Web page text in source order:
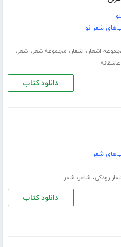
شعر نو
اشعار، اشعار، مجموعه شعر،شعر،
عاشقانه
دانلود کتاب
شعر
رودکی،شاعر،شعر
دانلود کتاب